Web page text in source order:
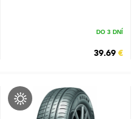
DO 3 DNÍ
39.69 €